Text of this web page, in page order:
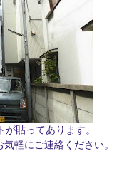
貼ってあります。
軽にご連絡ください。